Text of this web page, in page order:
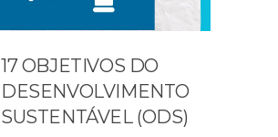
17 OBJETIVOS DO
DESENVOLVIMENTO
SUSTENTÁVEL (ODS)